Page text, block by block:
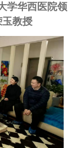
学华西医院领
教授